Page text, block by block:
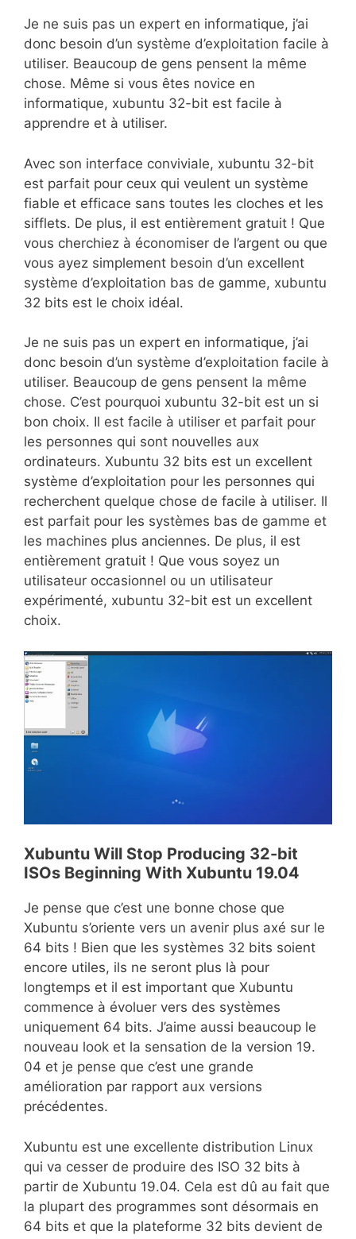
Je ne suis pas un expert en informatique, j’ai
donc besoin d’un système d’exploitation facile à
utiliser. Beaucoup de gens pensent la même
chose. Même si vous êtes novice en
informatique, xubuntu 32-bit est facile à
apprendre et à utiliser.
Avec son interface conviviale, xubuntu 32-bit
est parfait pour ceux qui veulent un système
fiable et efficace sans toutes les cloches et les
sifflets. De plus, il est entièrement gratuit ! Que
vous cherchiez à économiser de l’argent ou que
vous ayez simplement besoin d’un excellent
système d’exploitation bas de gamme, xubuntu
32 bits est le choix idéal.
Je ne suis pas un expert en informatique, j’ai
donc besoin d’un système d’exploitation facile à
utiliser. Beaucoup de gens pensent la même
chose. C’est pourquoi xubuntu 32-bit est un si
bon choix. Il est facile à utiliser et parfait pour
les personnes qui sont nouvelles aux
ordinateurs. Xubuntu 32 bits est un excellent
système d’exploitation pour les personnes qui
recherchent quelque chose de facile à utiliser. Il
est parfait pour les systèmes bas de gamme et
les machines plus anciennes. De plus, il est
entièrement gratuit ! Que vous soyez un
utilisateur occasionnel ou un utilisateur
expérimenté, xubuntu 32-bit est un excellent
choix.
Xubuntu Will Stop Producing 32-bit
ISOs Beginning With Xubuntu 19.04
Je pense que c’est une bonne chose que
Xubuntu s’oriente vers un avenir plus axé sur le
64 bits ! Bien que les systèmes 32 bits soient
encore utiles, ils ne seront plus là pour
longtemps et il est important que Xubuntu
commence à évoluer vers des systèmes
uniquement 64 bits. J’aime aussi beaucoup le
nouveau look et la sensation de la version 19.
04 et je pense que c’est une grande
amélioration par rapport aux versions
précédentes.
Xubuntu est une excellente distribution Linux
qui va cesser de produire des ISO 32 bits à
partir de Xubuntu 19.04. Cela est dû au fait que
la plupart des programmes sont désormais en
64 bits et que la plateforme 32 bits devient de